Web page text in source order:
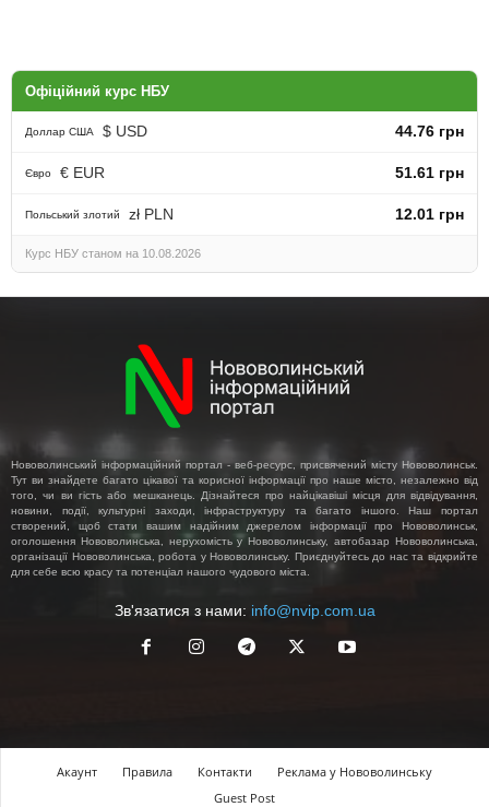
Офіційний курс НБУ
Доллар США $ USD 44.76 грн
Євро € EUR 51.61 грн
Польський злотий zł PLN 12.01 грн
Курс НБУ станом на 10.08.2026
Нововолинський інформаційний портал - веб-ресурс, присвячений місту Нововолинськ.
Тут ви знайдете багато цікавої та корисної інформації про наше місто, незалежно від
того, чи ви гість або мешканець. Дізнайтеся про найцікавіші місця для відвідування,
новини, події, культурні заходи, інфраструктуру та багато іншого. Наш портал
створений, щоб стати вашим надійним джерелом інформації про Нововолинськ,
оголошення Нововолинська, нерухомість у Нововолинську, автобазар Нововолинська,
організації Нововолинська, робота у Нововолинську. Приєднуйтесь до нас та відкрийте
для себе всю красу та потенціал нашого чудового міста.
Зв'язатися з нами: info@nvip.com.ua
Акаунт Правила Контакти
Реклама у Нововолинську
Guest Post